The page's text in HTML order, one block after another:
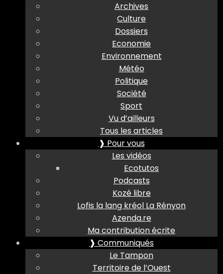
Archives
Culture
Dossiers
Economie
Environnement
Météo
Politique
Société
Sport
Vu d’ailleurs
Tous les articles
❱ Pour vous
Les vidéos
Ecotutos
Podcasts
Kozé libre
Lofis la lang kréol La Rényon
Azenda.re
Ma contribution écrite
❱ Communiqués
Le Tampon
Territoire de l’Ouest